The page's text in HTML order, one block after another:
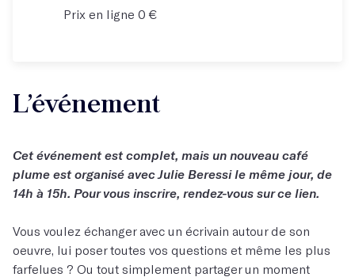
Prix en ligne 0 €
L’événement
Cet événement est complet, mais un nouveau café
plume est organisé avec Julie Beressi le même jour, de
14h à 15h. Pour vous inscrire, rendez-vous sur ce lien.
Vous voulez échanger avec un écrivain autour de son
oeuvre, lui poser toutes vos questions et même les plus
farfelues ? Ou tout simplement partager un moment